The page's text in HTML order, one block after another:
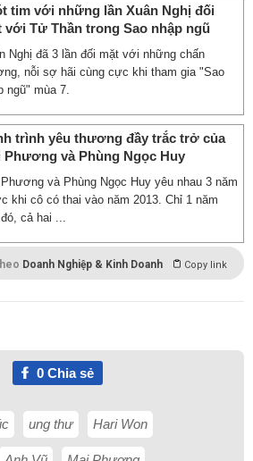
tim với những lần Xuân Nghị đối
với Tử Thần trong Sao nhập ngũ
Nghị đã 3 lần đối mặt với những chấn
nỗi sợ hãi cùng cực khi tham gia "Sao
ngũ" mùa 7.
trình yêu thương đầy trắc trở của
Phương và Phùng Ngọc Huy
Phương và Phùng Ngọc Huy yêu nhau 3 năm
khi cô có thai vào năm 2013. Chỉ 1 năm
cả hai ...
Doanh Nghiệp & Kinh Doanh Copy link
0Chia sẻ
ung thư Hari Won